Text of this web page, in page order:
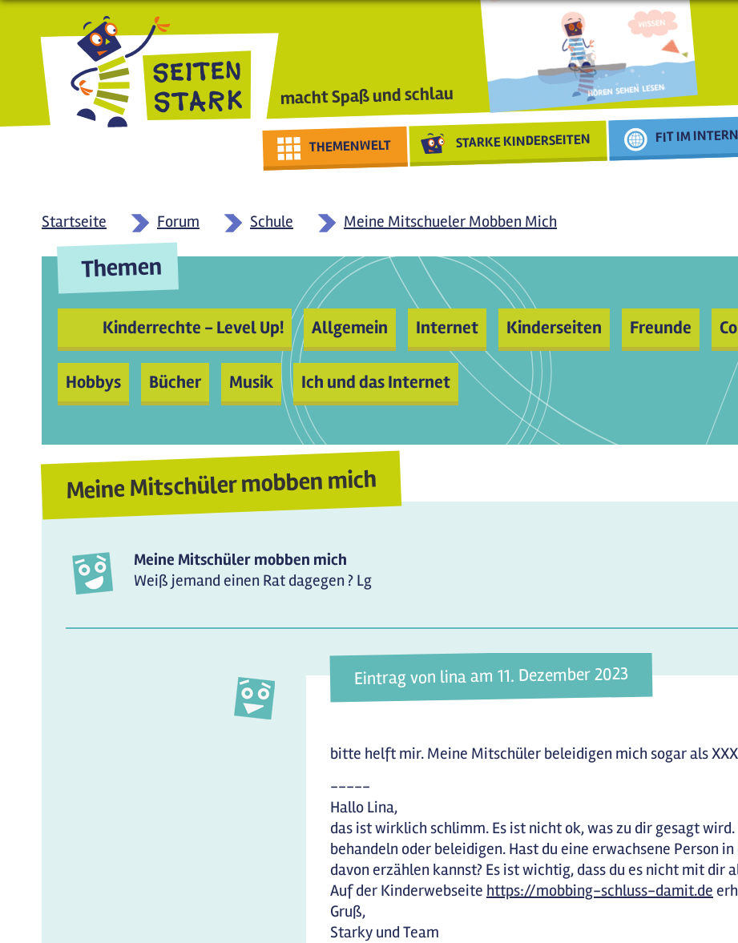
Direkt zum Inhalt
macht Spaß und schlau
THEMENWELT STARKE KINDERSEITEN FIT IM
Startseite Forum Schule Meine Mitschueler Mobben Mich
Themen
Kinderrechte - Level Up! Allgemein Internet Kinderseiten Freunde
Hobbys Bücher Musik Ich und das Internet
Meine Mitschüler mobben mich
Meine Mitschüler mobben mich
Weiß jemand einen Rat dagegen ? Lg
Eintrag von lina am 11. Dezember 2023
bitte helft mir. Meine Mitschüler beleidigen mich sogar als XXX
-----
Hallo Lina,
das ist wirklich schlimm. Es ist nicht ok, was zu dir gesagt
behandeln oder beleidigen. Hast du eine erwachsene Person
davon erzählen kannst? Es ist wichtig, dass du es nicht mit dir
Auf der Kinderwebseite https://mobbing-schluss-damit.de
Gruß,
Starky und Team